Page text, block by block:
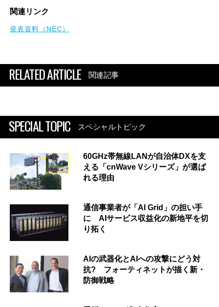
関連リンク
発表資料（NEC）
RELATED ARTICLE 関連記事
SPECIAL TOPIC スペシャルトピック
60GHz帯無線LANが自治体DXを支
える「cnWave Vシリーズ」が選ば
れる理由
通信事業者が「AI Grid」の担い手
に AIサービス収益化の新地平を切
り拓く
AIの武器化とAIへの攻撃にどう対
抗? フォーティネットが描く新・
防御戦略